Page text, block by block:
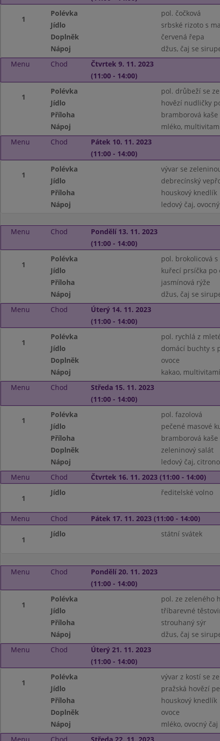
1
Polévka
pol. čočková
Jídlo
srbské rizoto s
Doplněk
červená řepa
Nápoj
džus, čaj se
Menu
Chod
Čtvrtek 9. 11. 2023
(11:00 - 14:00)
1
Polévka
pol. drůbeží se
Jídlo
hovězí nudličky
Příloha
bramborová kaše
Nápoj
mléko,
Menu
Chod
Pátek 10. 11. 2023
(11:00 - 14:00)
1
Polévka
vývar se
Jídlo
debrecínský
Příloha
houskový knedlík
Nápoj
ledový čaj,
Menu Chod
Pondělí 13. 11. 2023
(11:00 - 14:00)
1
Polévka
pol. brokolicová s
Jídlo
kuřecí prsíčka po
Příloha
jasmínová rýže
Nápoj
džus, čaj se
Menu
Chod
Úterý 14. 11. 2023
(11:00 - 14:00)
1
Polévka
pol. rychlá z
Jídlo
domácí buchty s
Doplněk
ovoce
Nápoj
kakao,
Menu
Chod
Středa 15. 11. 2023
(11:00 - 14:00)
1
Polévka
pol. fazolová
Jídlo
pečené masové
Příloha
bramborová
Doplněk
zeleninový salát
Nápoj
ledový čaj,
Menu
Chod Čtvrtek 16. 11. 2023 (11:00 - 14:00)
1
Jídlo ředitelské volno
Menu Chod Pátek 17. 11. 2023 (11:00 - 14:00)
1
Jídlo státní svátek
Menu Chod
Pondělí 20. 11. 2023
(11:00 - 14:00)
1
Polévka
pol. ze zeleného
Jídlo
tříbarevné
Příloha
strouhaný sýr
Nápoj
džus, čaj se
Menu
Chod
Úterý 21. 11. 2023
(11:00 - 14:00)
1
Polévka
vývar z kostí se
Jídlo
pražská hovězí
Příloha
houskový knedlík
Doplněk
ovoce
Nápoj
mléko, ovocný čaj